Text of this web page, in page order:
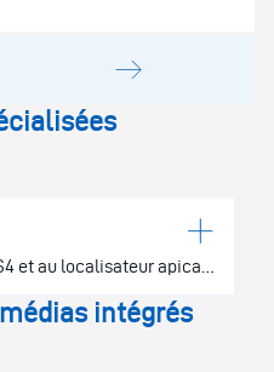
et au localisateur apical
précise des
LCD tactile permet de
intégrés